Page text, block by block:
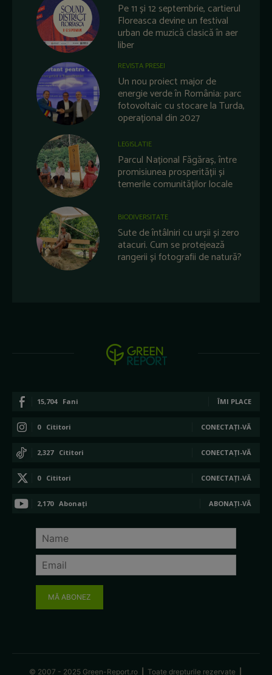
Pe 11 și 12 septembrie, cartierul
Floreasca devine un festival
urban de muzică clasică în aer
liber
REVISTA PRESEI
Un nou proiect major de
energie verde în România: parc
fotovoltaic cu stocare la Turda,
operațional din 2027
LEGISLATIE
Parcul Național Făgăraș, între
promisiunea prosperității și
temerile comunităților locale
BIODIVERSITATE
Sute de întâlniri cu urșii și zero
atacuri. Cum se protejează
rangerii și fotografii de natură?
15,704 Fani ÎMI PLACE
0 Cititori CONECTAȚI-VĂ
2,327 Cititori CONECTAȚI-VĂ
0 Cititori CONECTAȚI-VĂ
2,170 Abonați ABONAȚI-VĂ
MĂ ABONEZ
© 2007 - 2025 Green-Report.ro Toate drepturile rezervate